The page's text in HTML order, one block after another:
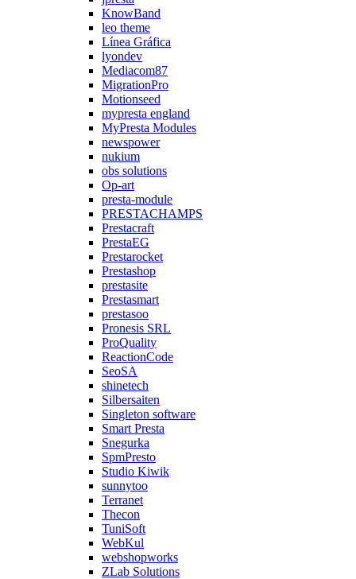
KnowBand
leo theme
Línea Gráfica
lyondev
Mediacom87
MigrationPro
Motionseed
mypresta england
MyPresta Modules
newspower
nukium
obs solutions
Op-art
presta-module
PRESTACHAMPS
Prestacraft
PrestaEG
Prestarocket
Prestashop
prestasite
Prestasmart
prestasoo
Pronesis SRL
ProQuality
ReactionCode
SeoSA
shinetech
Silbersaiten
Singleton software
Smart Presta
Snegurka
SpmPresto
Studio Kiwik
sunnytoo
Terranet
Thecon
TuniSoft
WebKul
webshopworks
ZLab Solutions